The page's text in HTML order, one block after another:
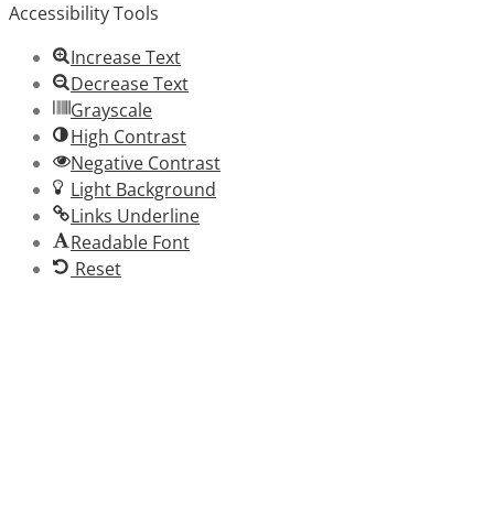
Accessibility Tools
Increase Text
Decrease Text
Grayscale
High Contrast
Negative Contrast
Light Background
Links Underline
Readable Font
Reset